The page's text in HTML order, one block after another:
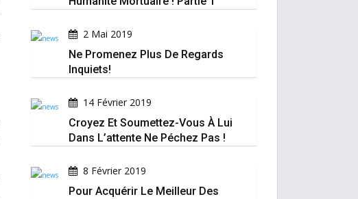
2 Mai 2019
Ne Promenez Plus De Regards
Inquiets!
14 Février 2019
Croyez Et Soumettez-Vous À Lui
Dans L’attente Ne Péchez Pas !
8 Février 2019
Pour Acquérir Le Meilleur Des